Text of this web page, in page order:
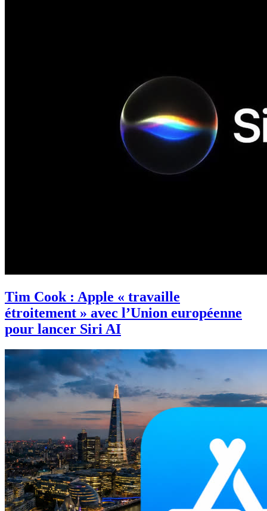
Tim Cook : Apple « travaille
étroitement » avec l’Union européenne
pour lancer Siri AI